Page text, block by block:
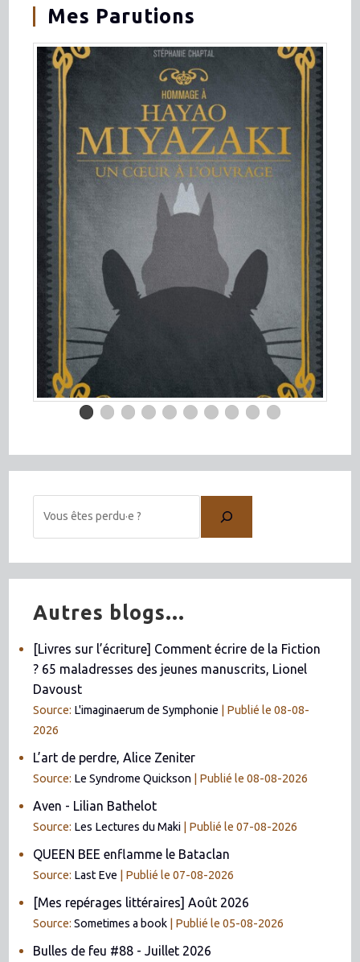
Mes Parutions
Autres blogs...
[Livres sur l’écriture] Comment écrire de la Fiction
? 65 maladresses des jeunes manuscrits, Lionel
Davoust
Source: L'imaginaerum de Symphonie
Publié le 08-08-
2026
L’art de perdre, Alice Zeniter
Source: Le Syndrome Quickson Publié le 08-08-2026
Aven - Lilian Bathelot
Source: Les Lectures du Maki Publié le 07-08-2026
QUEEN BEE enflamme le Bataclan
Source: Last Eve Publié le 07-08-2026
[Mes repérages littéraires] Août 2026
Source:Sometimes a book Publié le 05-08-2026
Bulles de feu #88 - Juillet 2026